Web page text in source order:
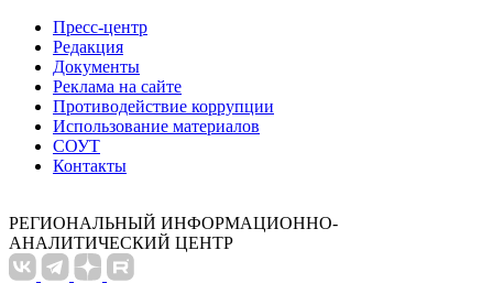
Пресс-центр
Редакция
Документы
Реклама на сайте
Противодействие коррупции
Использование материалов
СОУТ
Контакты
РЕГИОНАЛЬНЫЙ ИНФОРМАЦИОННО-
АНАЛИТИЧЕСКИЙ ЦЕНТР